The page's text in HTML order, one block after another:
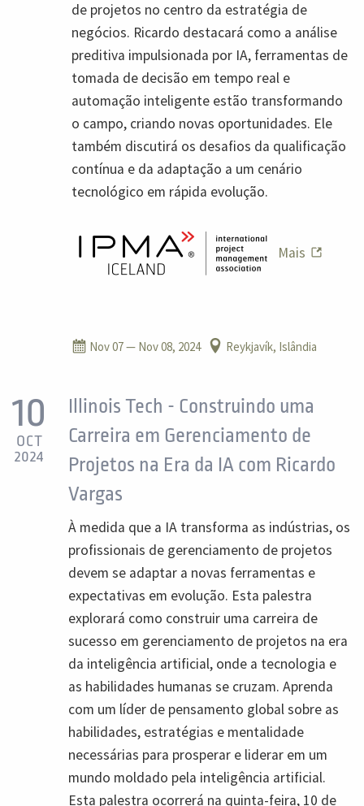
de projetos no centro da estratégia de
negócios. Ricardo destacará como a análise
preditiva impulsionada por IA, ferramentas de
tomada de decisão em tempo real e
automação inteligente estão transformando
o campo, criando novas oportunidades. Ele
também discutirá os desafios da qualificação
contínua e da adaptação a um cenário
tecnológico em rápida evolução.
Mais
Nov 07— Nov 08, 2024 Reykjavík, Islândia
10
OCT
2024
Illinois Tech - Construindo uma
Carreira em Gerenciamento de
Projetos na Era da IA ​​com Ricardo
Vargas
À medida que a IA transforma as indústrias, os
profissionais de gerenciamento de projetos
devem se adaptar a novas ferramentas e
expectativas em evolução. Esta palestra
explorará como construir uma carreira de
sucesso em gerenciamento de projetos na era
da inteligência artificial, onde a tecnologia e
as habilidades humanas se cruzam. Aprenda
com um líder de pensamento global sobre as
habilidades, estratégias e mentalidade
necessárias para prosperar e liderar em um
mundo moldado pela inteligência artificial.
Esta palestra ocorrerá na quinta-feira, 10 de